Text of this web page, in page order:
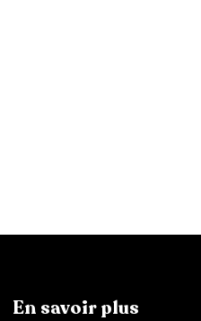
En savoir plus